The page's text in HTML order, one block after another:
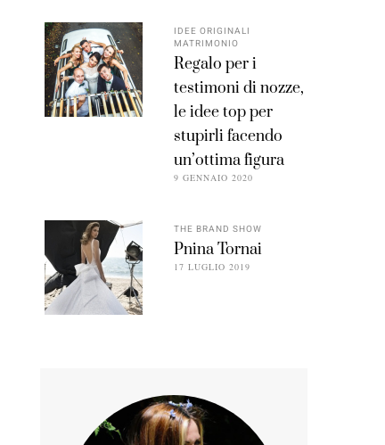
IDEE ORIGINALI
MATRIMONIO
Regalo per i
testimoni di nozze,
le idee top per
stupirli facendo
un’ottima figura
9 GENNAIO 2020
THE BRAND SHOW
Pnina Tornai
17 LUGLIO 2019